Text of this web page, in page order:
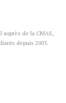
de la CMAS,
depuis 2003.